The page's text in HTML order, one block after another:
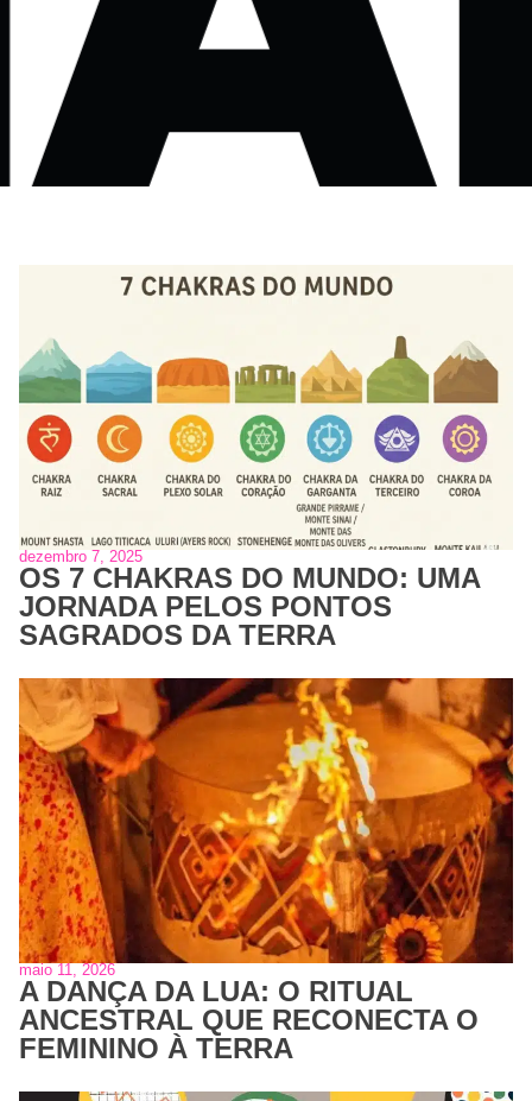
dezembro 7, 2025
OS 7 CHAKRAS DO MUNDO: UMA
JORNADA PELOS PONTOS
SAGRADOS DA TERRA
maio 11, 2026
A DANÇA DA LUA: O RITUAL
ANCESTRAL QUE RECONECTA O
FEMININO À TERRA